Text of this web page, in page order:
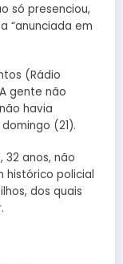
só presenciou,
“anunciada em
(Rádio
gente não
havia
(21).
32 anos, não
histórico policial
dos quais